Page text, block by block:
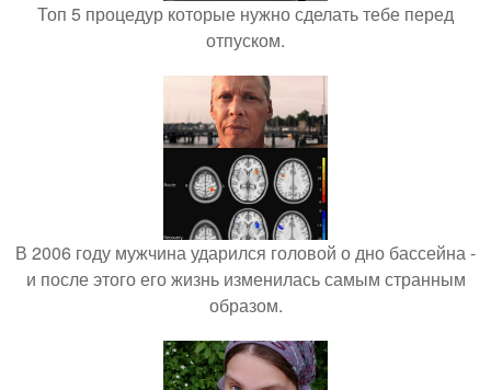
Топ 5 процедур которые нужно сделать тебе перед
отпуском.
В 2006 году мужчина ударился головой о дно бассейна -
и после этого его жизнь изменилась самым странным
образом.